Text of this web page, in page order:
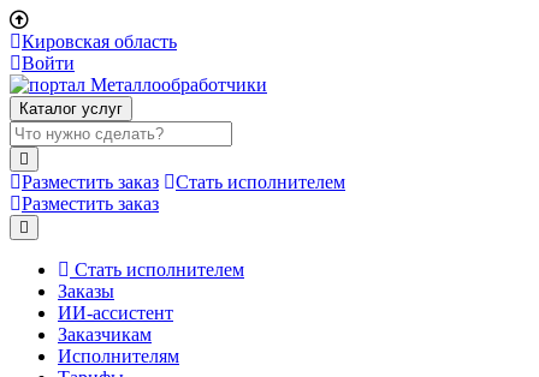
Кировская область
Войти
Каталог услуг
Разместить заказ
Стать исполнителем
Разместить заказ
Стать исполнителем
Заказы
ИИ-ассистент
Заказчикам
Исполнителям